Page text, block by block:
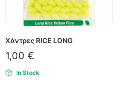
Χάντρες RICE LONG
1,00 €
In Stock